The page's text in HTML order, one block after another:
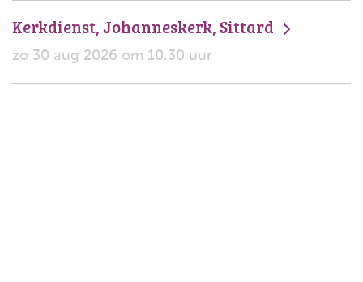
Kerkdienst, Johanneskerk, Sittard
zo 30 aug 2026 om 10.30 uur